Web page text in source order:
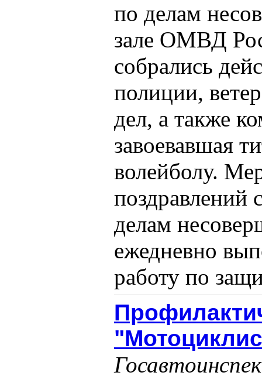
по делам
зале ОМВД
собрались
полиции,
дел, а также
завоевавшая
волейболу.
поздравлений
делам
ежедневно
работу по